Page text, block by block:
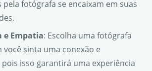
pela fotógrafa se encaixam em suas
e Empatia: Escolha uma fotógrafa
você sinta uma conexão e
pois isso garantirá uma experiência